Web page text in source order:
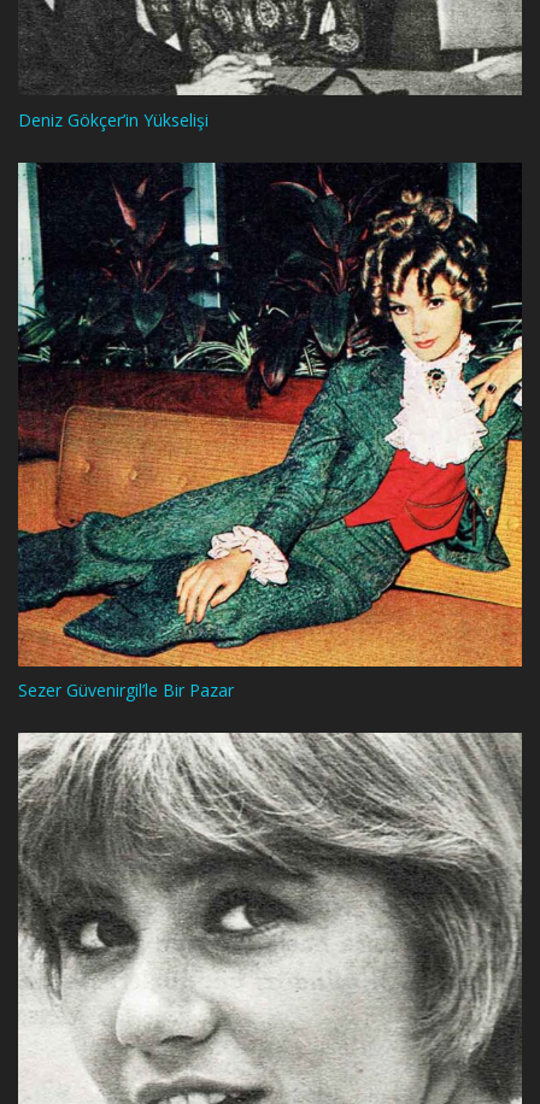
Deniz Gökçer’in Yükselişi
Sezer Güvenirgil’le Bir Pazar